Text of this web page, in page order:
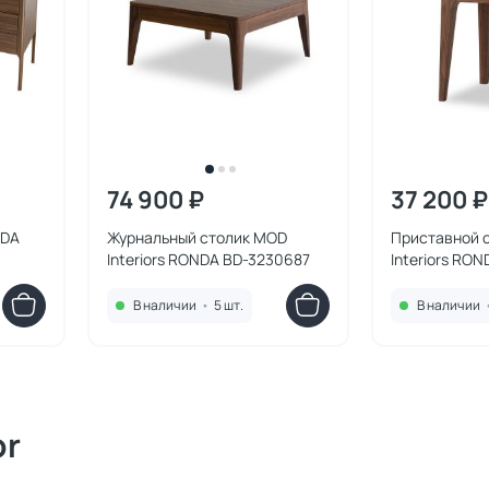
74 900 ₽
Журнальный столик MOD
Interiors RONDA BD-3230687
В наличии • 5 шт.
37 200 ₽
Приставной
Interiors
В наличии